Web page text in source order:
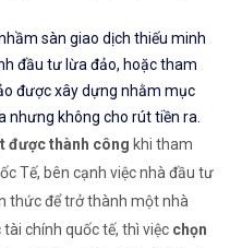
sàn giao dịch thiếu minh
đầu tư lừa đảo, hoặc tham
được xây dựng nhằm mục
nhưng không cho rút tiền ra.
được thành công khi tham
Tế, bên cạnh việc nhà đầu tư
thức để trở thành một nhà
chính quốc tế, thì việc chọn